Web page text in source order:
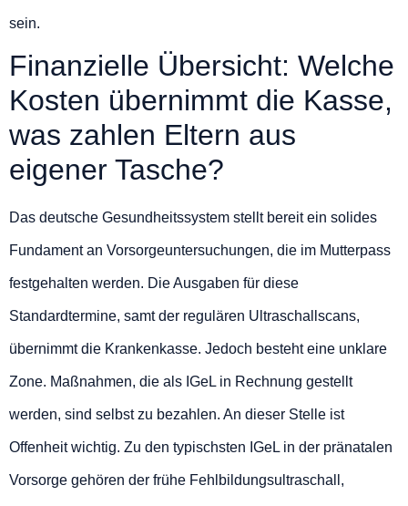
sein.
Finanzielle Übersicht: Welche
Kosten übernimmt die Kasse,
was zahlen Eltern aus
eigener Tasche?
Das deutsche Gesundheitssystem stellt bereit ein solides
Fundament an Vorsorgeuntersuchungen, die im Mutterpass
festgehalten werden. Die Ausgaben für diese
Standardtermine, samt der regulären Ultraschallscans,
übernimmt die Krankenkasse. Jedoch besteht eine unklare
Zone. Maßnahmen, die als IGeL in Rechnung gestellt
werden, sind selbst zu bezahlen. An dieser Stelle ist
Offenheit wichtig. Zu den typischsten IGeL in der pränatalen
Vorsorge gehören der frühe Fehlbildungsultraschall,